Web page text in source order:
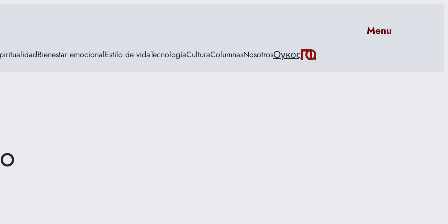
Menu
Bienestar emocionalEstilo de vidaTecnologíaCulturaColumnasNosotrosOγκος